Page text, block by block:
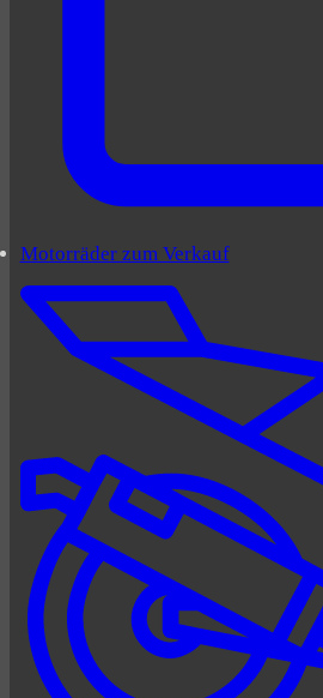
Motorräder zum Verkauf